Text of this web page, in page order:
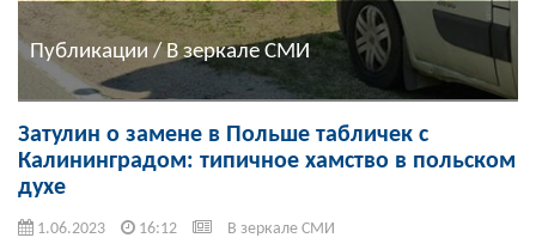
Публикации / В зеркале СМИ
Затулин о замене в Польше табличек с
Калининградом: типичное хамство в польском
духе
1.06.2023 16:12 В зеркале СМИ